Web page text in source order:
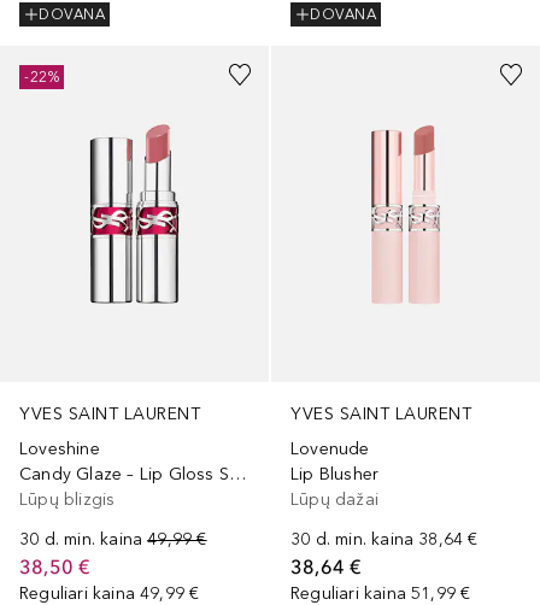
DOVANA DOVANA
YVES SAINT LAURENT
Loveshine
Candy Glaze – Lip Gloss Stick
Lūpų blizgis
30 d. min. kaina 49,99 €
38,50 €
Reguliari kaina 49,99 €
-22%
+7
YVES SAINT LAURENT
Lovenude
Lip Blusher
Lūpų dažai
30 d. min. kaina 38,64 €
38,64 €
Reguliari kaina 51,99 €
+7